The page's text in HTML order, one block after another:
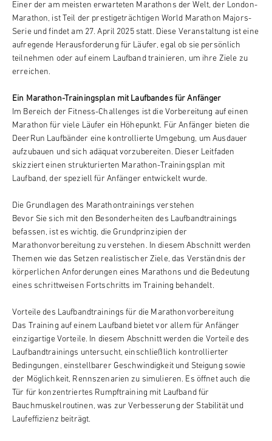
Einer der am meisten erwarteten Marathons der Welt, der London-
Marathon, ist Teil der prestigeträchtigen World Marathon Majors-
Serie und findet am 27. April 2025 statt. Diese Veranstaltung ist eine
aufregende Herausforderung für Läufer, egal ob sie persönlich
teilnehmen oder auf einem Laufband trainieren, um ihre Ziele zu
erreichen.
Ein Marathon-Trainingsplan mit Laufbandes für Anfänger
Im Bereich der Fitness-Challenges ist die Vorbereitung auf einen
Marathon für viele Läufer ein Höhepunkt. Für Anfänger bieten die
DeerRun Laufbänder eine kontrollierte Umgebung, um Ausdauer
aufzubauen und sich adäquat vorzubereiten. Dieser Leitfaden
skizziert einen strukturierten Marathon-Trainingsplan mit
Laufband, der speziell für Anfänger entwickelt wurde.
Die Grundlagen des Marathontrainings verstehen
Bevor Sie sich mit den Besonderheiten des Laufbandtrainings
befassen, ist es wichtig, die Grundprinzipien der
Marathonvorbereitung zu verstehen. In diesem Abschnitt werden
Themen wie das Setzen realistischer Ziele, das Verständnis der
körperlichen Anforderungen eines Marathons und die Bedeutung
eines schrittweisen Fortschritts im Training behandelt.
Vorteile des Laufbandtrainings für die Marathonvorbereitung
Das Training auf einem Laufband bietet vor allem für Anfänger
einzigartige Vorteile. In diesem Abschnitt werden die Vorteile des
Laufbandtrainings untersucht, einschließlich kontrollierter
Bedingungen, einstellbarer Geschwindigkeit und Steigung sowie
der Möglichkeit, Rennszenarien zu simulieren. Es öffnet auch die
Tür für konzentriertes Rumpftraining mit Laufband für
Bauchmuskelroutinen, was zur Verbesserung der Stabilität und
Laufeffizienz beiträgt.